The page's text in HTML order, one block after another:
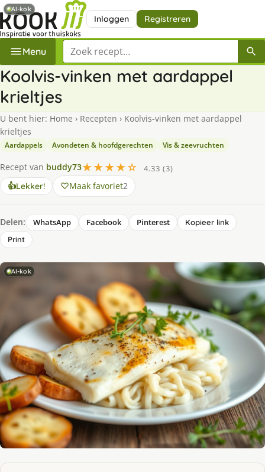
Inloggen Registreren
Menu Zoek een recept
Koolvis-vinken met aardappel
krieltjes
U bent hier: Home › Recepten › Koolvis-vinken met aardappel
krieltjes
Aardappels Avondeten & hoofdgerechten Vis & zeevruchten
Recept van buddy73★★★★☆
4.33 (3)
👍Lekker! Maak favoriet2
Delen: WhatsApp Facebook Pinterest
Kopieer link
Print
AI-kok
AI-kok